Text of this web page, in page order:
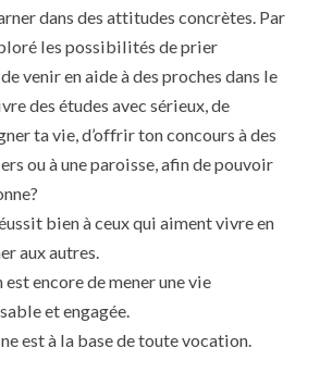
dans des attitudes concrètes. Par
les possibilités de prier
venir en aide à des proches dans le
des études avec sérieux, de
ta vie, d’offrir ton concours à des
ou à une paroisse, afin de pouvoir
bien à ceux qui aiment vivre en
aux autres.
encore de mener une vie
et engagée.
est à la base de toute vocation.